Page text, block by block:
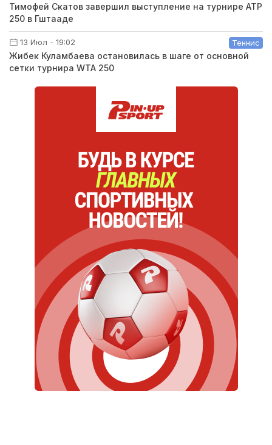
Тимофей Скатов завершил выступление на турнире ATP
250 в Гштааде
13 Июл - 19:02 Теннис
Жибек Куламбаева остановилась в шаге от основной
сетки турнира WTA 250